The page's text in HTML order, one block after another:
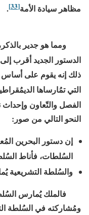
مظاهر سيادة الأمة[33]
ومما هو جدير
الدستور الجديد أقرب
ذلك إنه يقوم على
التي تمُارساها
الفصل والتّعاون
النحو التالي من صور:
إن دستور البحرين
السُلطات، فأناط
والسُلطة التشريعية
فالملك يُمارس
ومُشاركته في السُلطة